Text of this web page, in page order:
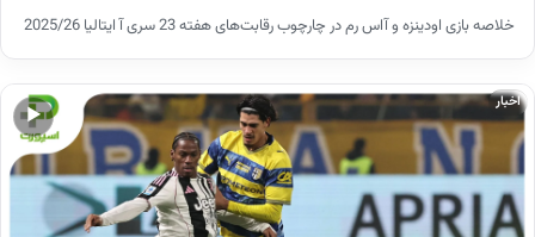
خلاصه بازی اودینزه و آاس رم در چارچوب رقابت‌های هفته 23 سری آ ایتالیا 2025/26
▶
اخبار